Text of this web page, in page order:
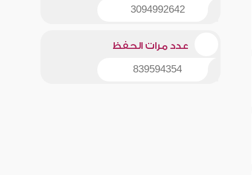
3094992642
عدد مرات الحفظ
839594354